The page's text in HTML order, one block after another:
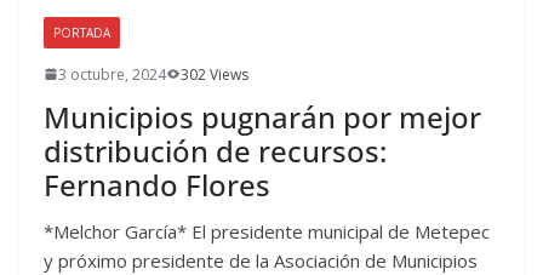
PORTADA
3 octubre, 2024 302 Views
Municipios pugnarán por mejor
distribución de recursos:
Fernando Flores
*Melchor García* El presidente municipal de Metepec
y próximo presidente de la Asociación de Municipios